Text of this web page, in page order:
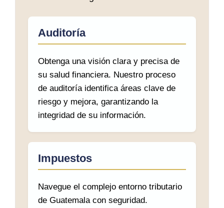
Auditoría
Obtenga una visión clara y precisa de
su salud financiera. Nuestro proceso
de auditoría identifica áreas clave de
riesgo y mejora, garantizando la
integridad de su información.
Impuestos
Navegue el complejo entorno tributario
de Guatemala con seguridad.